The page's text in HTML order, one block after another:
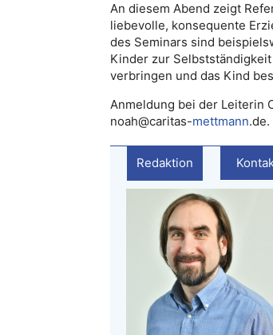
An diesem Abend zeigt
liebevolle, konsequente
des Seminars sind
Kinder zur
verbringen und das Kind
Anmeldung bei der Leiterin
noah@caritas-mettmann
Redaktion